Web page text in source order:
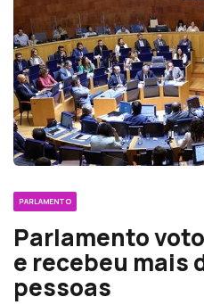
PARLAMENTO
Parlamento
e recebeu mais
pessoas